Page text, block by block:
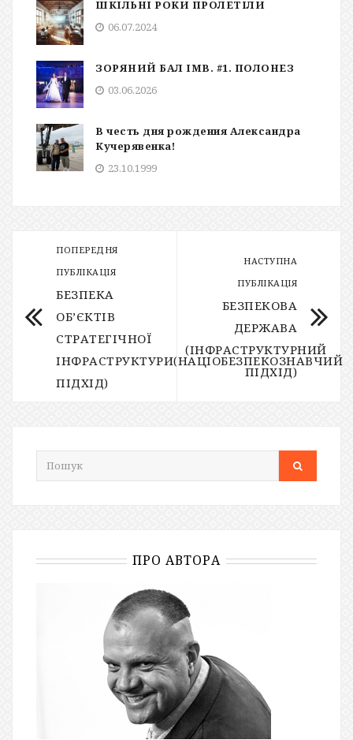
ШКІЛЬНІ РОКИ ПРОЛЕТІЛИ
06.07.2024
ЗОРЯНИЙ БАЛ ІМВ. #1. ПОЛОНЕЗ
03.06.2026
В честь дня рождения Александра
Кучерявенка!
23.10.1999
ПОПЕРЕДНЯ
ПУБЛІКАЦІЯ
БЕЗПЕКА
ОБ’ЄКТІВ
СТРАТЕГІЧНОЇ
ІНФРАСТРУКТУРИ(НАЦІОБЕЗПЕКОЗНАВЧИЙ
ПІДХІД)
НАСТУПНА
ПУБЛІКАЦІЯ
БЕЗПЕКОВА
ДЕРЖАВА
(ІНФРАСТРУКТУРНИЙ
ПІДХІД)
ПРО АВТОРА